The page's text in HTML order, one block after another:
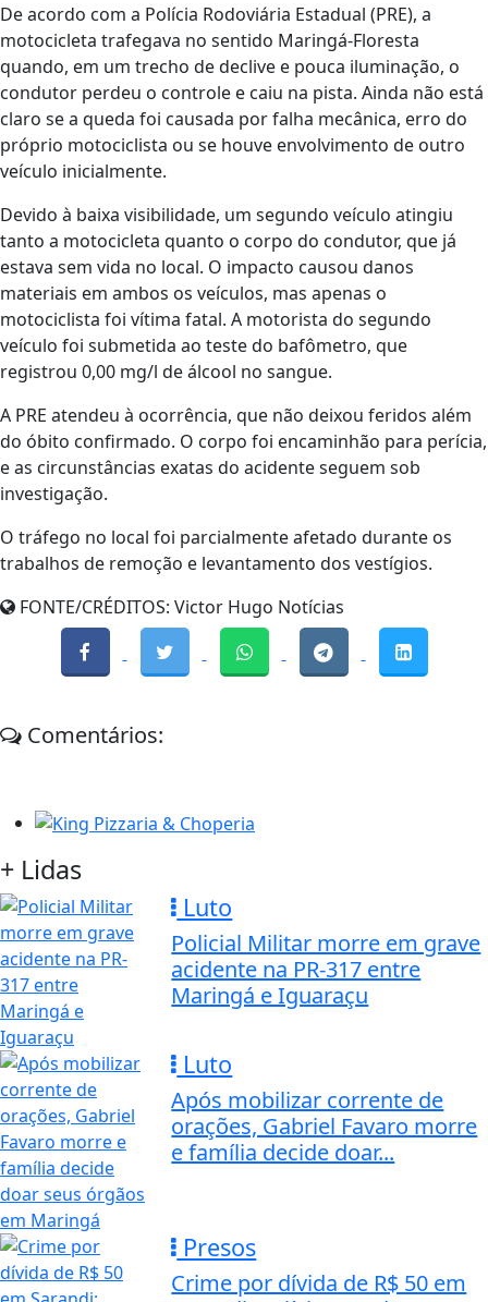
De acordo com a Polícia Rodoviária Estadual (PRE), a
motocicleta trafegava no sentido Maringá-Floresta
quando, em um trecho de declive e pouca iluminação, o
condutor perdeu o controle e caiu na pista. Ainda não está
claro se a queda foi causada por falha mecânica, erro do
próprio motociclista ou se houve envolvimento de outro
veículo inicialmente.
Devido à baixa visibilidade, um segundo veículo atingiu
tanto a motocicleta quanto o corpo do condutor, que já
estava sem vida no local. O impacto causou danos
materiais em ambos os veículos, mas apenas o
motociclista foi vítima fatal. A motorista do segundo
veículo foi submetida ao teste do bafômetro, que
registrou 0,00 mg/l de álcool no sangue.
A PRE atendeu à ocorrência, que não deixou feridos além
do óbito confirmado. O corpo foi encaminhão para perícia,
e as circunstâncias exatas do acidente seguem sob
investigação.
O tráfego no local foi parcialmente afetado durante os
trabalhos de remoção e levantamento dos vestígios.
FONTE/CRÉDITOS: Victor Hugo Notícias
Comentários:
+ Lidas
Luto
Policial Militar morre em grave
acidente na PR-317 entre
Maringá e Iguaraçu
Luto
Após mobilizar corrente de
orações, Gabriel Favaro morre
e família decide doar...
Presos
Crime por dívida de R$ 50 em